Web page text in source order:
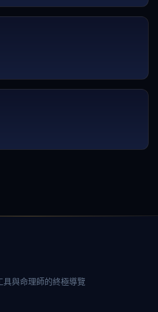
具與命理師的終極導覽